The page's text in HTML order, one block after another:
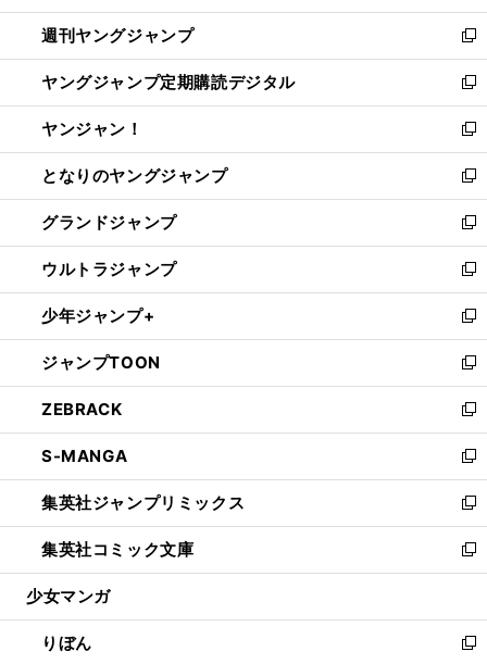
開
く
ウ
で
開
く
ン
ド
ウ
で
開
く
ウ
ィ
ン
ド
ウ
で
開
く
週刊ヤングジャンプ
新
し
い
ウ
ィ
ン
ド
ウ
で
開
く
ヤングジャンプ定期購読デジタル
新
し
い
ウ
ィ
ン
ド
ウ
で
開
く
ヤンジャン！
新
し
い
ウ
ィ
ン
ド
ウ
で
開
く
となりのヤングジャンプ
新
し
い
ウ
ィ
ン
ド
ウ
で
開
く
グランドジャンプ
新
し
い
ウ
ィ
ン
ド
ウ
で
開
く
ウルトラジャンプ
新
し
い
ウ
ィ
ン
ド
ウ
で
開
く
少年ジャンプ+
新
し
い
ウ
ィ
ン
ド
ウ
で
開
く
ジャンプTOON
新
し
い
ウ
ィ
ン
ド
ウ
で
開
ZEBRACK
新
し
い
ウ
ィ
ン
ド
ウ
開
く
S-MANGA
新
し
い
ウ
ィ
ン
ウ
で
集英社ジャンプリミックス
新
し
い
ウ
ン
ド
集英社コミック文庫
新
し
ウ
ィ
少女マンガ
りぼん
新